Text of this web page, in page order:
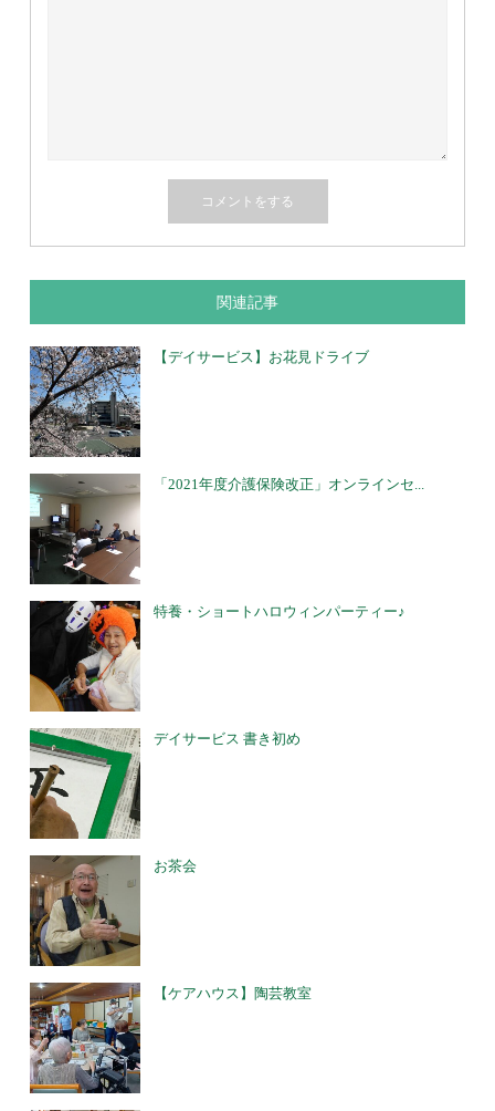
関連記事
【デイサービス】お花見ドライブ
「2021年度介護保険改正」オンラインセ...
特養・ショートハロウィンパーティー♪
デイサービス 書き初め
お茶会
【ケアハウス】陶芸教室